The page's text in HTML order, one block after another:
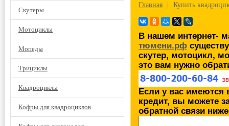
Главная
Купить
В нашем интернет-
тюмени.рф
скутер, мотоцикл,
это вам нужно
Если у вас имеются
кредит, вы можете
обратной связи
Скутеры
Мотоциклы
Мопеды
Трициклы
Квадроциклы
Кофры для квадроциклов